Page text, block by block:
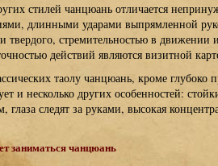
стилей чанцюань отличается
длинными ударами выпрямленной
твердого, стремительностью в
действий являются визитной
таолу чанцюань, кроме
и несколько других особенностей:
глаза следят за руками, высокая
заниматься чанцюань